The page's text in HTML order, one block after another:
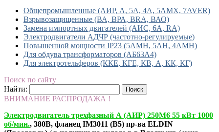
Общепромышленные (АИР, А, 5А, 4А, 5АМХ, 7AVER)
Взрывозащищенные (ВА, ВРА, BRA, ВАО)
Замена импортных двигателей (АИС, 6А, RA)
Электродвигатели АДЧР (частотно-регулируемые)
Повышенной мощности IP23 (5АМН, 5АН, 4АМН)
Для обдува трансформаторов (АБ63А4)
Для электротельферов (ККЕ, КГЕ, КВ, А, КК, КГ)
Поиск по сайту
Найти:
ВНИМАНИЕ РАСПРОДАЖА !
Электродвигатель трехфазный А (АИР) 250М6 55 кВт 1000
об/мин., 380В, фланец IM3011 (B5) пр-ва ELDIN